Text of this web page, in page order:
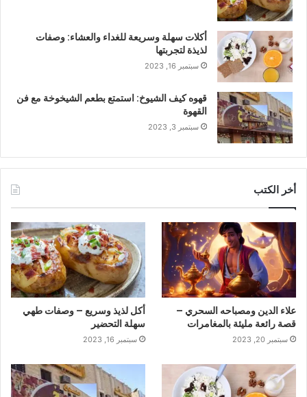
أكلات سهلة وسريعة للغداء والعشاء: وصفات
لذيذة لتجربتها
سبتمبر 16, 2023
قهوه كيف الشيوخ: استمتع بطعم الشيخوخة مع فن
القهوة
سبتمبر 3, 2023
أخر الكتب
علاء الدين ومصباحه السحري –
قصة رائعة مليئة بالمغامرات
سبتمبر 20, 2023
أكل لذيذ وسريع – وصفات طهي
سهلة التحضير
سبتمبر 16, 2023